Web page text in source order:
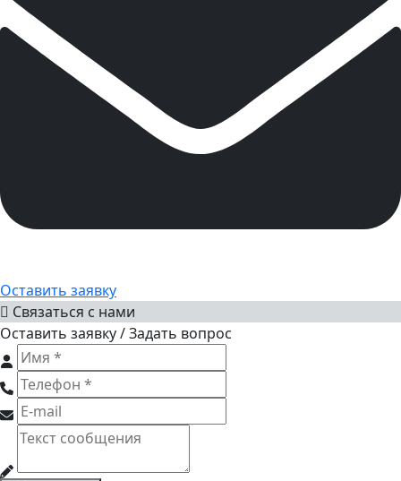
Оставить заявку
Связаться с нами
Оставить заявку / Задать вопрос